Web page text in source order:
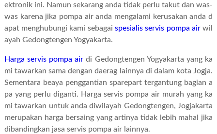
ektronik ini. Namun sekarang anda tidak perlu takut dan was-
was karena jika pompa air anda mengalami kerusakan anda d
apat menghubungi kami sebagai spesialis servis pompa airwil
ayah Gedongtengen Yogyakarta.
Harga servis pompa air di Gedongtengen Yogyakarta yang ka
mi tawarkan sama dengan daerag lainnya di dalam kota Jogja.
Sementara beaya penggantian sparepart tergantung bagian a
pa yang perlu diganti. Harga servis pompa air murah yang ka
mi tawarkan untuk anda diwilayah Gedongtengen, Jogjakarta
merupakan harga bersaing yang artinya tidak lebih mahal jika
dibandingkan jasa servis pompa air lainnya.